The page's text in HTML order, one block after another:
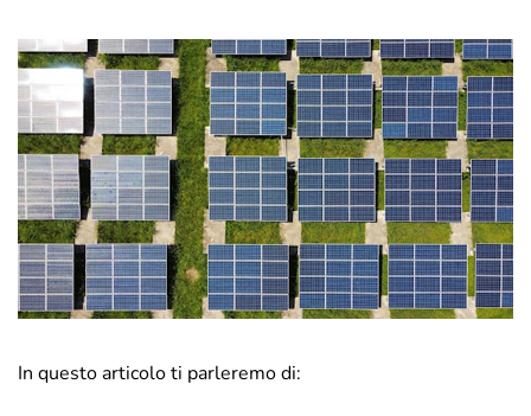
In questo articolo ti parleremo di: